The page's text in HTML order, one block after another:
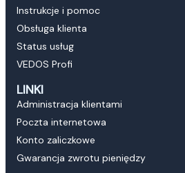
Instrukcje i pomoc
Obsługa klienta
Status usług
VEDOS Profi
LINKI
Administracja klientami
Poczta internetowa
Konto zaliczkowe
Gwarancja zwrotu pieniędzy